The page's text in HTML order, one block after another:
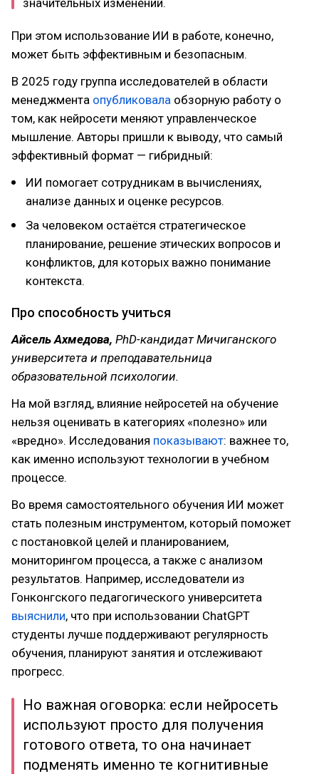
При этом использование ИИ в работе, конечно,
может быть эффективным и безопасным.
В 2025 году группа исследователей в области
менеджмента опубликовала обзорную работу о
том, как нейросети меняют управленческое
мышление. Авторы пришли к выводу, что самый
эффективный формат — гибридный:
ИИ помогает сотрудникам в вычислениях,
анализе данных и оценке ресурсов.
За человеком остаётся стратегическое
планирование, решение этических вопросов и
конфликтов, для которых важно понимание
контекста.
Про способность учиться
Айсель Ахмедова, PhD-кандидат Мичиганского
университета и преподавательница
образовательной психологии.
На мой взгляд, влияние нейросетей на обучение
нельзя оценивать в категориях «полезно» или
«вредно». Исследования показывают: важнее то,
как именно используют технологии в учебном
процессе.
Во время самостоятельного обучения ИИ может
стать полезным инструментом, который поможет
с постановкой целей и планированием,
мониторингом процесса, а также с анализом
результатов. Например, исследователи из
Гонконгского педагогического университета
выяснили, что при использовании ChatGPT
студенты лучше поддерживают регулярность
обучения, планируют занятия и отслеживают
прогресс.
Но важная оговорка: если нейросеть
используют просто для получения
готового ответа, то она начинает
подменять именно те когнитивные